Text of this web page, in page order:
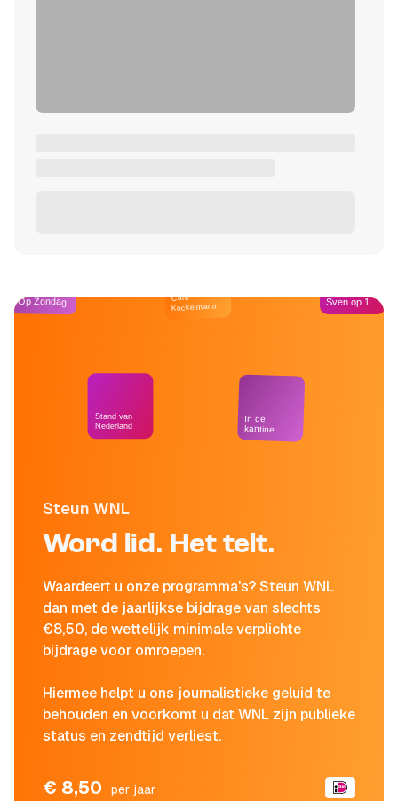
Steun WNL
Word lid. Het telt.
Waardeert u onze programma's? Steun WNL
dan met de jaarlijkse bijdrage van slechts
€8,50, de wettelijk minimale verplichte
bijdrage voor omroepen.
Hiermee helpt u ons journalistieke geluid te
behouden en voorkomt u dat WNL zijn publieke
status en zendtijd verliest.
€ 8,50 per jaar
Op Zondag
Stand van
Nederland
Café
Kockelmann
In de
kantine
Sven op 1